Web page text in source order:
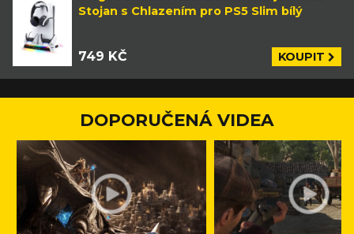
Stojan s Chlazením pro PS5 Slim bílý
749 KČ KOUPIT
DOPORUČENÁ VIDEA